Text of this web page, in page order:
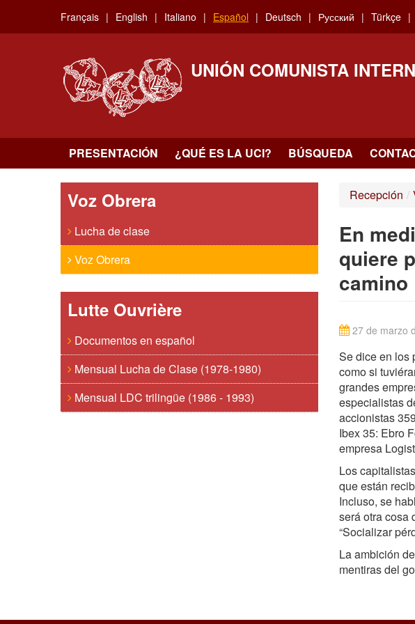
main
Français English Italiano Español Deutsch Русский Türkçe
UNIÓN COMUNISTA
PRESENTACIÓN ¿QUÉ ES LA UCI? BÚSQUEDA
Voz Obrera
Lucha de clase
Voz Obrera
Lutte Ouvrière
Documentos en español
Mensual Lucha de Clase (1978-1980)
Mensual LDC trilingüe (1986 - 1993)
Recepción /
En
quiere
camino
27 de marzo
Se dice en los
como si
grandes
especialistas
accionistas
Ibex 35: Ebro
empresa
Los
que están
Incluso, se
será otra cosa
“Socializar
La ambición
mentiras del